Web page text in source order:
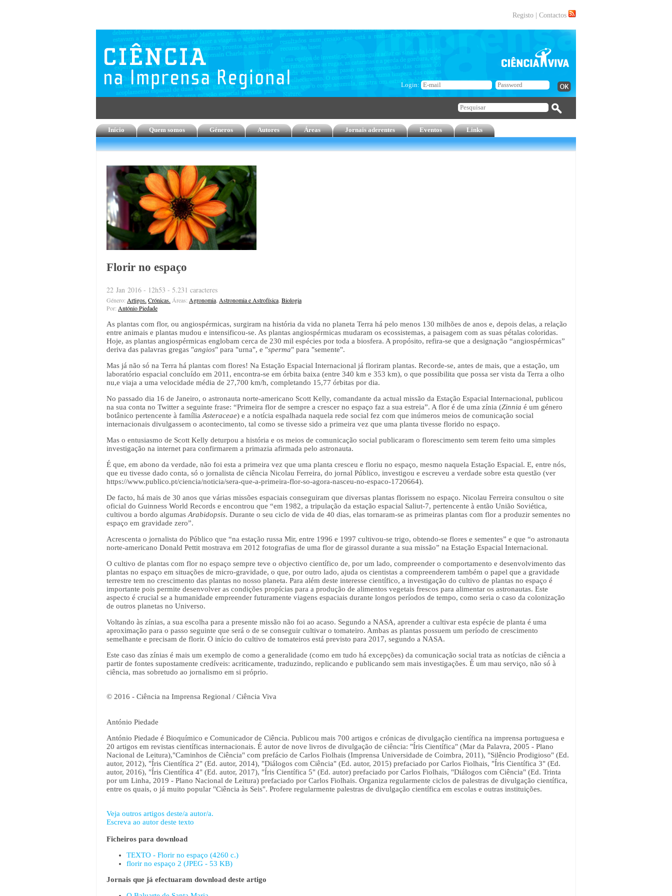
Registo Contactos
Login:
Início Quem somos Géneros Autores Áreas Jornais aderentes Eventos Links
Florir no espaço
22 Jan 2016 - 12h53 - 5.231 caracteres
Género: Artigos. Crónicas. Áreas: Agronomia Astronomia e Astrofísica Biologia
Por: António Piedade
As plantas com flor, ou angiospérmicas, surgiram na história da vida no planeta Terra há pelo menos 130 milhões de anos e, depois delas, a relação
entre animais e plantas mudou e intensificou-se. As plantas angiospérmicas mudaram os ecossistemas, a paisagem com as suas pétalas coloridas.
Hoje, as plantas angiospérmicas englobam cerca de 230 mil espécies por toda a biosfera. A propósito, refira-se que a designação “angiospérmicas”
deriva das palavras gregas "angios" para "urna", e "sperma" para "semente".
Mas já não só na Terra há plantas com flores! Na Estação Espacial Internacional já floriram plantas. Recorde-se, antes de mais, que a estação, um
laboratório espacial concluído em 2011, encontra-se em órbita baixa (entre 340 km e 353 km), o que possibilita que possa ser vista da Terra a olho
nu,e viaja a uma velocidade média de 27,700 km/h, completando 15,77 órbitas por dia.
No passado dia 16 de Janeiro, o astronauta norte-americano Scott Kelly, comandante da actual missão da Estação Espacial Internacional, publicou
na sua conta no Twitter a seguinte frase: “Primeira flor de sempre a crescer no espaço faz a sua estreia”. A flor é de uma zínia (Zinnia é um género
botânico pertencente à família Asteraceae) e a notícia espalhada naquela rede social fez com que inúmeros meios de comunicação social
internacionais divulgassem o acontecimento, tal como se tivesse sido a primeira vez que uma planta tivesse florido no espaço.
Mas o entusiasmo de Scott Kelly deturpou a história e os meios de comunicação social publicaram o florescimento sem terem feito uma simples
investigação na internet para confirmarem a primazia afirmada pelo astronauta.
É que, em abono da verdade, não foi esta a primeira vez que uma planta cresceu e floriu no espaço, mesmo naquela Estação Espacial. E, entre nós,
que eu tivesse dado conta, só o jornalista de ciência Nicolau Ferreira, do jornal Público, investigou e escreveu a verdade sobre esta questão (ver
https://www.publico.pt/ciencia/noticia/sera-que-a-primeira-flor-so-agora-nasceu-no-espaco-1720664).
De facto, há mais de 30 anos que várias missões espaciais conseguiram que diversas plantas florissem no espaço. Nicolau Ferreira consultou o site
oficial do Guinness World Records e encontrou que “em 1982, a tripulação da estação espacial Saliut-7, pertencente à então União Soviética,
cultivou a bordo algumas Arabidopsis. Durante o seu ciclo de vida de 40 dias, elas tornaram-se as primeiras plantas com flor a produzir sementes no
espaço em gravidade zero”.
Acrescenta o jornalista do Público que “na estação russa Mir, entre 1996 e 1997 cultivou-se trigo, obtendo-se flores e sementes” e que “o astronauta
norte-americano Donald Pettit mostrava em 2012 fotografias de uma flor de girassol durante a sua missão” na Estação Espacial Internacional.
O cultivo de plantas com flor no espaço sempre teve o objectivo científico de, por um lado, compreender o comportamento e desenvolvimento das
plantas no espaço em situações de micro-gravidade, o que, por outro lado, ajuda os cientistas a compreenderem também o papel que a gravidade
terrestre tem no crescimento das plantas no nosso planeta. Para além deste interesse científico, a investigação do cultivo de plantas no espaço é
importante pois permite desenvolver as condições propícias para a produção de alimentos vegetais frescos para alimentar os astronautas. Este
aspecto é crucial se a humanidade empreender futuramente viagens espaciais durante longos períodos de tempo, como seria o caso da colonização
de outros planetas no Universo.
Voltando às zínias, a sua escolha para a presente missão não foi ao acaso. Segundo a NASA, aprender a cultivar esta espécie de planta é uma
aproximação para o passo seguinte que será o de se conseguir cultivar o tomateiro. Ambas as plantas possuem um período de crescimento
semelhante e precisam de florir. O início do cultivo de tomateiros está previsto para 2017, segundo a NASA.
Este caso das zínias é mais um exemplo de como a generalidade (como em tudo há excepções) da comunicação social trata as notícias de ciência a
partir de fontes supostamente credíveis: acriticamente, traduzindo, replicando e publicando sem mais investigações. É um mau serviço, não só à
ciência, mas sobretudo ao jornalismo em si próprio.
© 2016 - Ciência na Imprensa Regional / Ciência Viva
António Piedade
António Piedade é Bioquímico e Comunicador de Ciência. Publicou mais 700 artigos e crónicas de divulgação científica na imprensa portuguesa e
20 artigos em revistas científicas internacionais. É autor de nove livros de divulgação de ciência: "Íris Científica" (Mar da Palavra, 2005 - Plano
Nacional de Leitura),"Caminhos de Ciência" com prefácio de Carlos Fiolhais (Imprensa Universidade de Coimbra, 2011), "Silêncio Prodigioso" (Ed.
autor, 2012), "Íris Científica 2" (Ed. autor, 2014), "Diálogos com Ciência" (Ed. autor, 2015) prefaciado por Carlos Fiolhais, "Íris Científica 3" (Ed.
autor, 2016), "Íris Científica 4" (Ed. autor, 2017), "Íris Científica 5" (Ed. autor) prefaciado por Carlos Fiolhais, "Diálogos com Ciência" (Ed. Trinta
por um Linha, 2019 - Plano Nacional de Leitura) prefaciado por Carlos Fiolhais. Organiza regularmente ciclos de palestras de divulgação científica,
entre os quais, o já muito popular "Ciência às Seis". Profere regularmente palestras de divulgação científica em escolas e outras instituições.
Veja outros artigos deste/a autor/a.
Escreva ao autor deste texto
Ficheiros para download
TEXTO - Florir no espaço (4260 c.)
florir no espaço 2 (JPEG - 53 KB)
Jornais que já efectuaram download deste artigo